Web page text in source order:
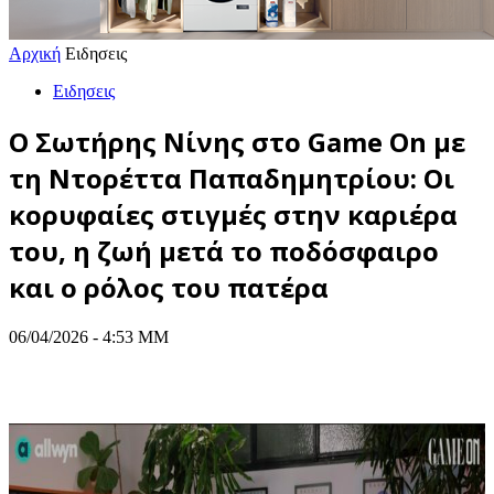
Αρχική Ειδησεις
Ειδησεις
Ο Σωτήρης Νίνης στο Game On με
τη Ντορέττα Παπαδημητρίου: Οι
κορυφαίες στιγμές στην καριέρα
του, η ζωή μετά το ποδόσφαιρο
και ο ρόλος του πατέρα
06/04/2026 - 4:53 ΜΜ